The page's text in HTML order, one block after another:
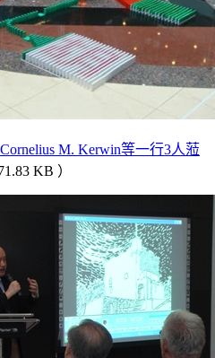
M. Kerwin等一行3人蒞
KB ）